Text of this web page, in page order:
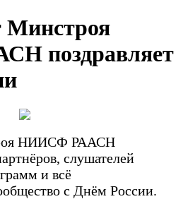
Минстроя
поздравляет
НИИСФ РААСН
слушателей
и всё
с Днём России.